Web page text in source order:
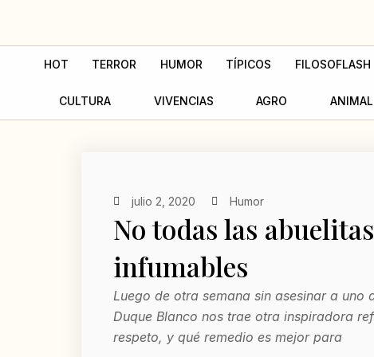
contenido
HOT TERROR HUMOR TÍPICOS FILOSOFLASH
CULTURA VIVENCIAS AGRO
julio 2, 2020 Humor
No todas las
infumables
Luego de otra semana sin asesinar a uno
Duque Blanco nos trae otra inspiradora
respeto, y qué remedio es mejor para